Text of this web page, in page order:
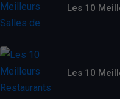
Les 10
Les 10